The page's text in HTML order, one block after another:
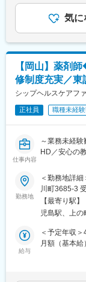
化を図り、
ます。同社
変更の範囲：
査・分析
・新規事業
・既存サー
・実証事業
・社内外の専
■扱うサービス
調剤薬局事業
なニーズに応
■組織構成
管理本部（
多職種と協働
■業務の魅力
「まだ世の中
に依存しな
す。現場の声
■教育体制
OJTや面談制
でも目安の
す。月給(月
気に
【岡山】薬剤
修制度充実／東
シップヘルスケアフ
正社員 職種未経
仕事内容
～業務未経
HD／安心の
■仕事内容：
処方監査、調
■診療科目：
一般内科／消
神経外科／
膚科／泌尿
勤務地
＜勤務地詳
川町3685-3
る事業所
【最寄り駅】
児島駅、上の
給与
＜予定年収
月額（基本